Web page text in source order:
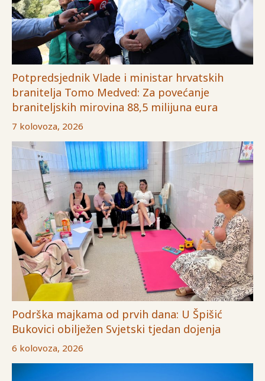
Potpredsjednik Vlade i ministar hrvatskih
branitelja Tomo Medved: Za povećanje
braniteljskih mirovina 88,5 milijuna eura
7 kolovoza, 2026
Podrška majkama od prvih dana: U Špišić
Bukovici obilježen Svjetski tjedan dojenja
6 kolovoza, 2026